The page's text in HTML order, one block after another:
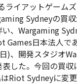
ライアットゲーム
Sydneyの買
、Wargaming
Games日本法人で
)、開発スタジオ
した。今回の買収
Riot Sydneyに変更